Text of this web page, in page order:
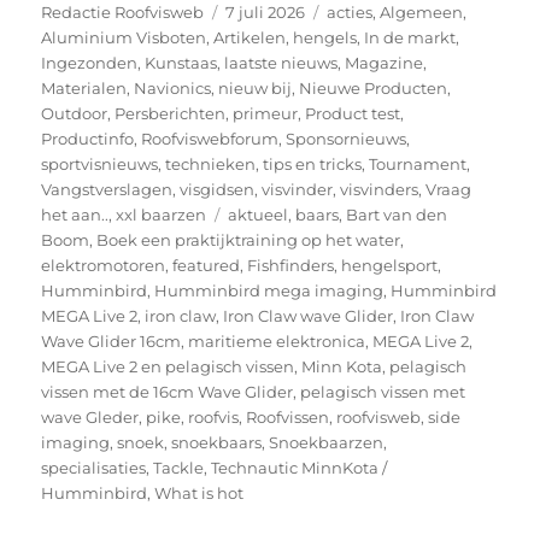
Auteur
Redactie Roofvisweb
Geplaatst
op
7 juli 2026 Categorieën
acties,Algemeen,
Aluminium Visboten,Artikelen, hengels, In de markt,
Ingezonden, Kunstaas, laatste nieuws, Magazine,
Materialen, Navionics, nieuw bij, Nieuwe Producten,
Outdoor, Persberichten, primeur, Product test,
Productinfo, Roofviswebforum,Sponsornieuws,
sportvisnieuws,technieken,tips en tricks,Tournament,
Vangstverslagen,visgidsen,visvinder,visvinders,Vraag
het aan..,xxl baarzen Tags
aktueel, baars, Bart van den
Boom, Boek een praktijktraining op het water,
elektromotoren,featured, Fishfinders, hengelsport,
Humminbird, Humminbird mega imaging, Humminbird
MEGA Live 2, iron claw, Iron Claw wave Glider, Iron Claw
Wave Glider 16cm, maritieme elektronica, MEGA Live 2,
MEGA Live 2 en pelagisch vissen, Minn Kota, pelagisch
vissen met de 16cm Wave Glider, pelagisch vissen met
wave Gleder, pike, roofvis, Roofvissen, roofvisweb,side
imaging,snoek,snoekbaars,Snoekbaarzen,
specialisaties,Tackle,Technautic MinnKota /
Humminbird,What is hot